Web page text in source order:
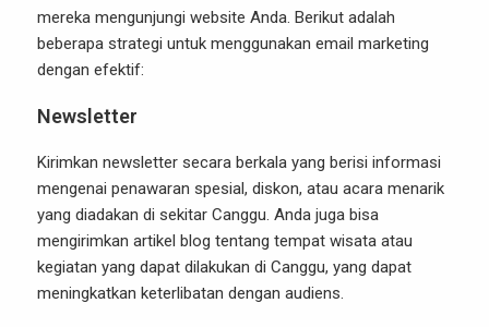
mereka mengunjungi website Anda. Berikut adalah
beberapa strategi untuk menggunakan email marketing
dengan efektif:
Newsletter
Kirimkan newsletter secara berkala yang berisi informasi
mengenai penawaran spesial, diskon, atau acara menarik
yang diadakan di sekitar Canggu. Anda juga bisa
mengirimkan artikel blog tentang tempat wisata atau
kegiatan yang dapat dilakukan di Canggu, yang dapat
meningkatkan keterlibatan dengan audiens.